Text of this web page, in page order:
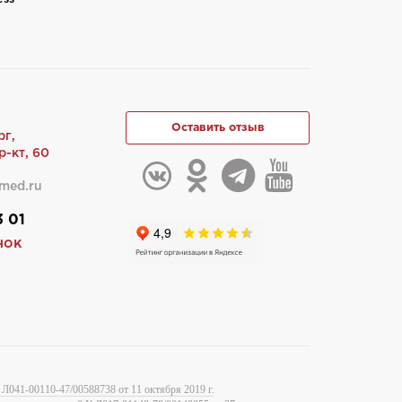
кт, 60
01
Оставить отзыв
00110-47/00588738 от 11 октября 2019 г.